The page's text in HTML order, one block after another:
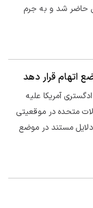
پلیس حاضر شد و به جرم
اتهام قرار دهد
آمریکا علیه
متحده در موقعیتی
دلایل مستند در موضع